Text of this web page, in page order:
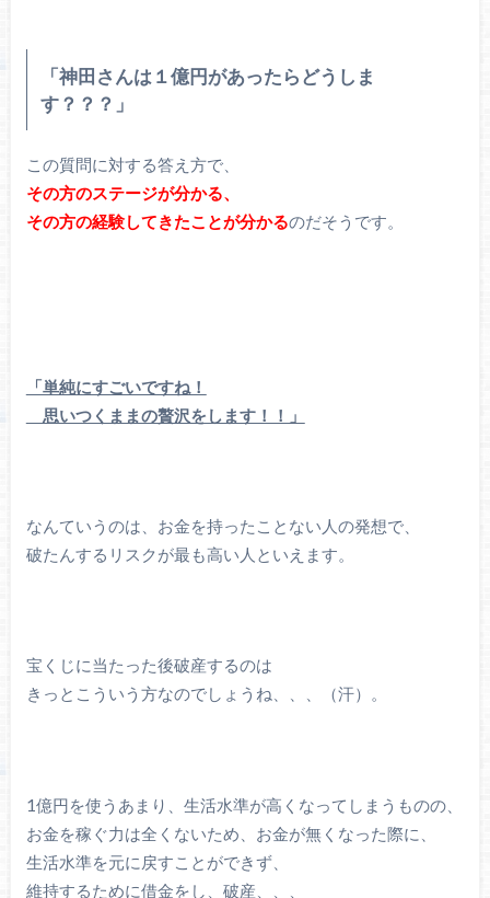
「神田さんは１億円があったらどうしま
す？？？」
この質問に対する答え方で、
その方のステージが分かる、
その方の経験してきたことが分かるのだそうです。
「単純にすごいですね！
思いつくままの贅沢をします！！」
なんていうのは、お金を持ったことない人の発想で、
破たんするリスクが最も高い人といえます。
宝くじに当たった後破産するのは
きっとこういう方なのでしょうね、、、（汗）。
1億円を使うあまり、生活水準が高くなってしまうものの、
お金を稼ぐ力は全くないため、お金が無くなった際に、
生活水準を元に戻すことができず、
維持するために借金をし、破産、、、